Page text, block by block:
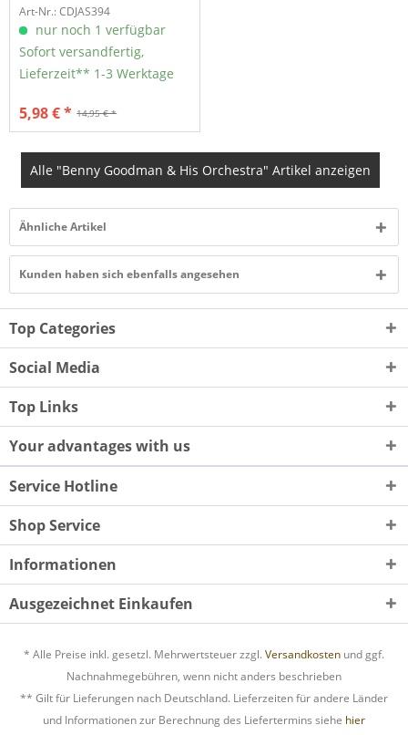
Art-Nr.: CDJAS394
nur noch 1 verfügbar
Sofort versandfertig,
Lieferzeit** 1-3 Werktage
14,95 € *
5,98 € *
Alle "Benny Goodman & His Orchestra" Artikel anzeigen
Ähnliche Artikel
Kunden haben sich ebenfalls angesehen
Top Categories
Social Media
Top Links
Your advantages with us
Service Hotline
Shop Service
Informationen
Ausgezeichnet Einkaufen
* Alle Preise inkl. gesetzl. Mehrwertsteuer zzgl. Versandkosten und ggf.
Nachnahmegebühren, wenn nicht anders beschrieben
** Gilt für Lieferungen nach Deutschland. Lieferzeiten für andere Länder
und Informationen zur Berechnung des Liefertermins siehe hier